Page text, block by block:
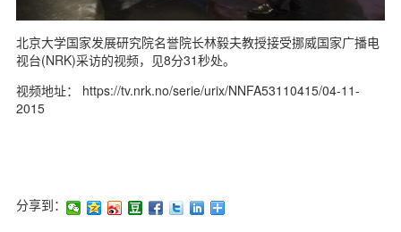
北京大学国家发展研究院名誉院长林毅夫教授接受挪威国家广播电
视台(NRK)采访的视频，见8分31秒处。
视频地址： https://tv.nrk.no/serie/urix/NNFA53110415/04-11-
2015
分享到：